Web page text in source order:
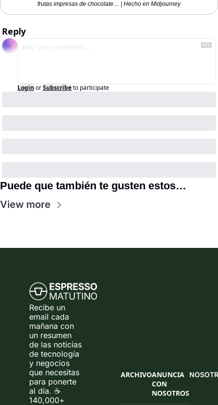
frutas impresas de chocolate… | Hecho en Midjourney
Reply
Login orSubscribeto participate
Puede que también te gusten estos…
View more
Recibe un
email cada
mañana con
un resumen
de las noticias
de tecnología
y negocios
que necesitas
para ponerte
al día. ☕
140,000+
ARCHIVOANUNCIA
CON
NOSOTROS